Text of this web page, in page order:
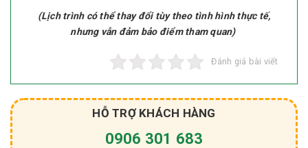
(Lịch trình có thể thay đổi tùy theo tình hình thực tế,
nhưng vẫn đảm bảo điểm tham quan)
Đánh giá bài viết
HỖ TRỢ KHÁCH HÀNG
0906 301 683